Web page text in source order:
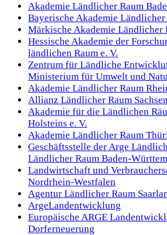
Akademie Ländlicher Raum
Bayerische Akademie Ländlicher
Märkische Akademie Ländlicher
Hessische Akademie der
ländlichen Raum e. V.
Zentrum für Ländliche
Ministerium für Umwelt und
Akademie Ländlicher Raum
Allianz Ländlicher Raum
Akademie für die Ländlichen
Holsteins e. V.
Akademie Ländlicher Raum
Geschäftsstelle der Arge
Ländlicher Raum Baden-
Landwirtschaft und
Nordrhein-Westfalen
Agentur Ländlicher Raum
ArgeLandentwicklung
Europäische ARGE
Dorferneuerung